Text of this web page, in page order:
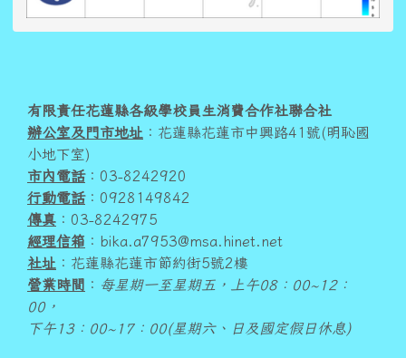
頁尾區域內容
有限責任花蓮縣各級學校員生消費合作社聯合社
辦公室及門市地址 ：花蓮縣花蓮市中興路41號(明恥國
小地下室)
市內電話：03-8242920
行動電話：0928149842
傳真 ：03-8242975
經理信箱 ：bika.a7953@msa.hinet.net
社址 ：花蓮縣花蓮市節約街5號2樓
營業時間
： 每星期一至星期五，上午08：00~12：
00，
下午13：00~17：00(星期六、日及國定假日休息)